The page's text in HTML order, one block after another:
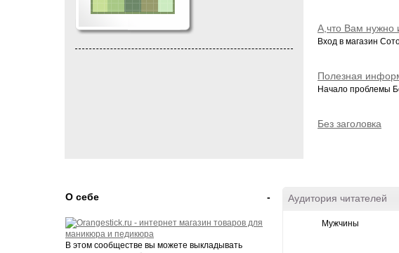
А,что Вам нужно
Вход в магазин
Полезная
Начало проблемы
Без заголовка
-
О себе
В этом сообществе вы можете выкладывать
Аудитория читателей
Мужчины